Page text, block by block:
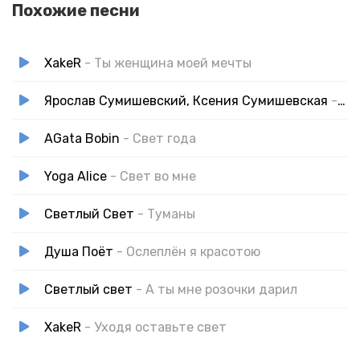
Похожие песни
XakeR - Ты женщина моей мечты
Ярослав Сумишевский, Ксения Сумишевская - Отец и дочь
AGata Bobin - Свет года
Yoga Alice - Свет во мне
Светлый Свет - Туманы
Душа Поёт‬ - Ослеплён я красотою
Светлый свет - А ты мне розочки дарил
XakeR - Уходя оставьте свет